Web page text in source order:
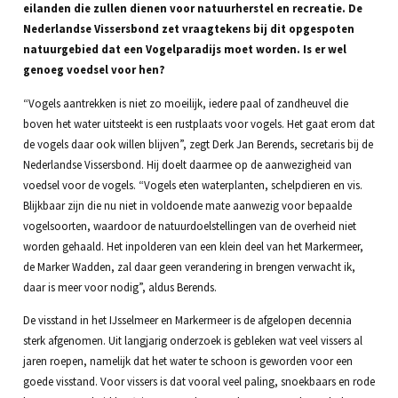
eilanden die zullen dienen voor natuurherstel en recreatie. De
Nederlandse Vissersbond zet vraagtekens bij dit opgespoten
natuurgebied dat een Vogelparadijs moet worden. Is er wel
genoeg voedsel voor hen?
“Vogels aantrekken is niet zo moeilijk, iedere paal of zandheuvel die
boven het water uitsteekt is een rustplaats voor vogels. Het gaat erom dat
de vogels daar ook willen blijven”, zegt Derk Jan Berends, secretaris bij de
Nederlandse Vissersbond. Hij doelt daarmee op de aanwezigheid van
voedsel voor de vogels. “Vogels eten waterplanten, schelpdieren en vis.
Blijkbaar zijn die nu niet in voldoende mate aanwezig voor bepaalde
vogelsoorten, waardoor de natuurdoelstellingen van de overheid niet
worden gehaald. Het inpolderen van een klein deel van het Markermeer,
de Marker Wadden, zal daar geen verandering in brengen verwacht ik,
daar is meer voor nodig”, aldus Berends.
De visstand in het IJsselmeer en Markermeer is de afgelopen decennia
sterk afgenomen. Uit langjarig onderzoek is gebleken wat veel vissers al
jaren roepen, namelijk dat het water te schoon is geworden voor een
goede visstand. Voor vissers is dat vooral veel paling, snoekbaars en rode